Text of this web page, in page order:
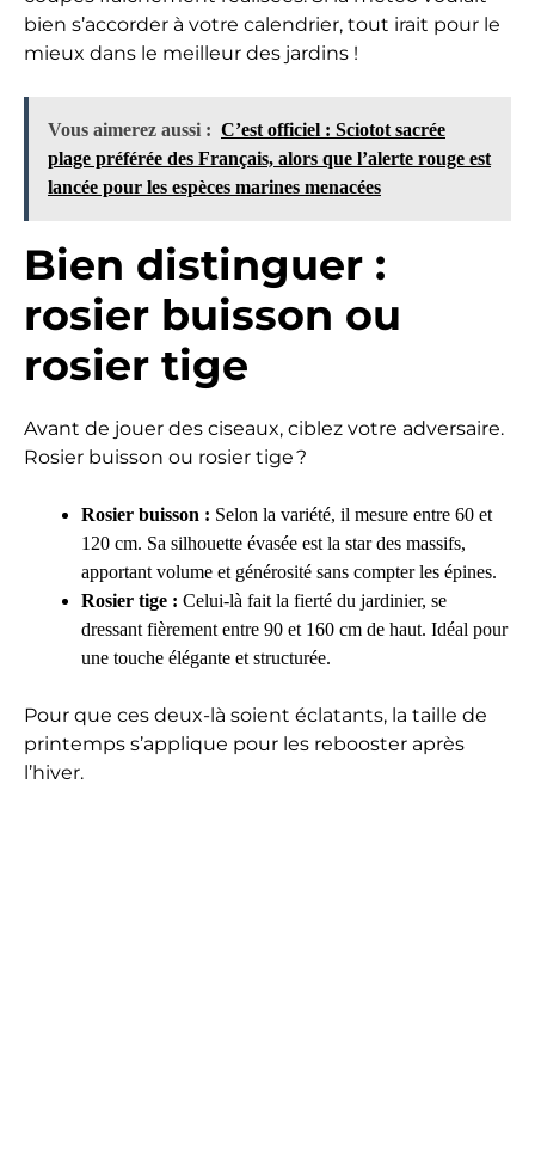
bien s’accorder à votre calendrier, tout irait pour le
mieux dans le meilleur des jardins !
Vous aimerez aussi : C’est officiel : Sciotot sacrée
plage préférée des Français, alors que l’alerte rouge est
lancée pour les espèces marines menacées
Bien distinguer :
rosier buisson ou
rosier tige
Avant de jouer des ciseaux, ciblez votre adversaire.
Rosier buisson ou rosier tige ?
Rosier buisson : Selon la variété, il mesure entre 60 et
120 cm. Sa silhouette évasée est la star des massifs,
apportant volume et générosité sans compter les épines.
Rosier tige : Celui-là fait la fierté du jardinier, se
dressant fièrement entre 90 et 160 cm de haut. Idéal pour
une touche élégante et structurée.
Pour que ces deux-là soient éclatants, la taille de
printemps s’applique pour les rebooster après
l’hiver.